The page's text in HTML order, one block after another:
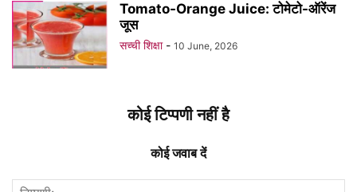
Tomato-Orange Juice: टोमेटो-ऑरेंज
जूस
सच्ची शिक्षा - 10 June, 2026
कोई टिप्पणी नहीं है
कोई जवाब दें